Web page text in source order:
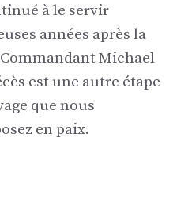
à le servir
années après la
Michael
est une autre étape
que nous
en paix.